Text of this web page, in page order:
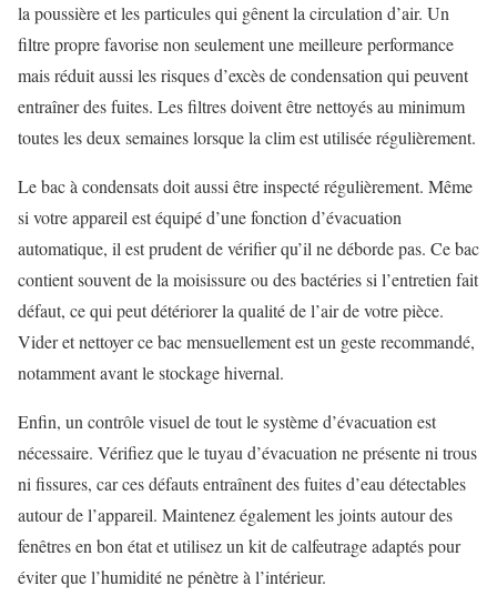
la poussière et les particules qui gênent la circulation d’air. Un
filtre propre favorise non seulement une meilleure performance
mais réduit aussi les risques d’excès de condensation qui peuvent
entraîner des fuites. Les filtres doivent être nettoyés au minimum
toutes les deux semaines lorsque la clim est utilisée régulièrement.
Le bac à condensats doit aussi être inspecté régulièrement. Même
si votre appareil est équipé d’une fonction d’évacuation
automatique, il est prudent de vérifier qu’il ne déborde pas. Ce bac
contient souvent de la moisissure ou des bactéries si l’entretien fait
défaut, ce qui peut détériorer la qualité de l’air de votre pièce.
Vider et nettoyer ce bac mensuellement est un geste recommandé,
notamment avant le stockage hivernal.
Enfin, un contrôle visuel de tout le système d’évacuation est
nécessaire. Vérifiez que le tuyau d’évacuation ne présente ni trous
ni fissures, car ces défauts entraînent des fuites d’eau détectables
autour de l’appareil. Maintenez également les joints autour des
fenêtres en bon état et utilisez un kit de calfeutrage adaptés pour
éviter que l’humidité ne pénètre à l’intérieur.